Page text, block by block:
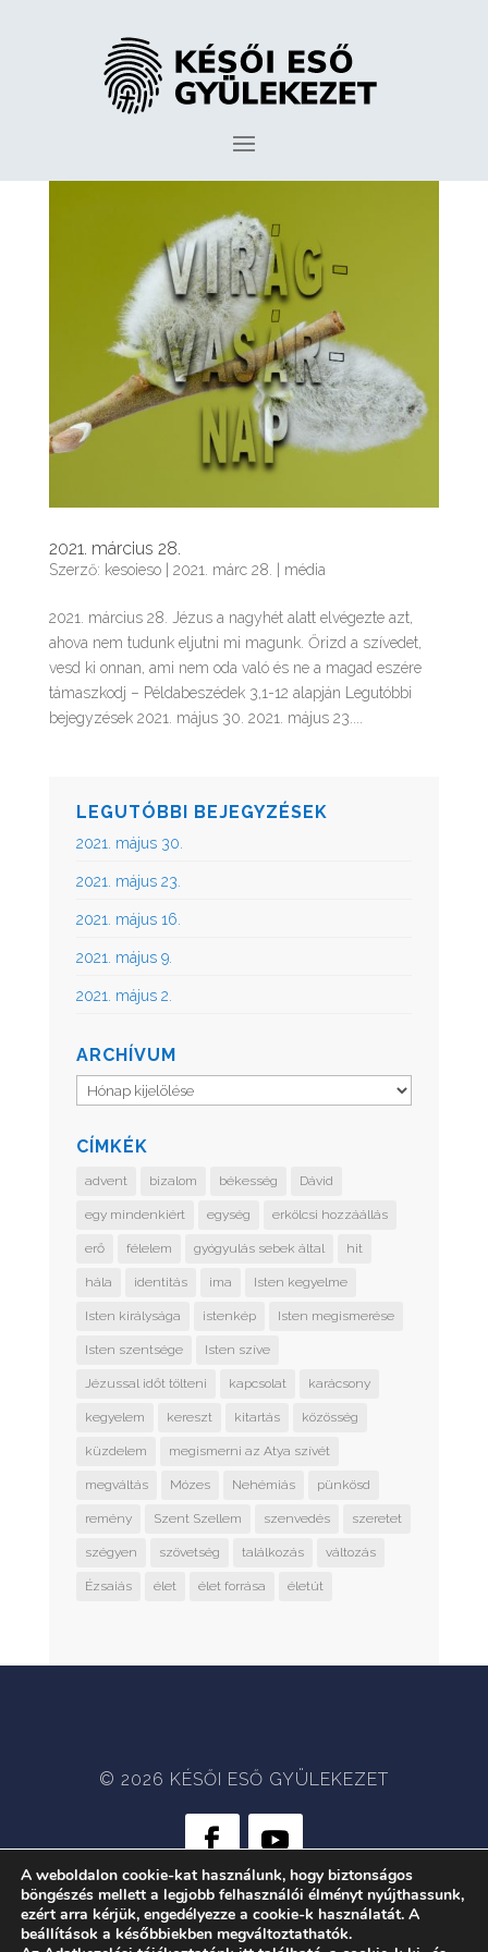
2021. március 28.
Szerző: kesoieso| 2021. márc 28. média
2021. március 28. Jézus a nagyhét alatt elvégezte azt,
ahova nem tudunk eljutni mi magunk. Őrizd a szívedet,
vesd ki onnan, ami nem oda való és ne a magad eszére
támaszkodj – Példabeszédek 3,1-12 alapján Legutóbbi
bejegyzések 2021. május 30. 2021. május 23....
LEGUTÓBBI BEJEGYZÉSEK
2021. május 30.
2021. május 23.
2021. május 16.
2021. május 9.
2021. május 2.
ARCHÍVUM
Archívum
CÍMKÉK
advent bizalom békesség Dávid
egy mindenkiért egység erkölcsi hozzáállás
erő félelem gyógyulás sebek által hit
hála identitás ima Isten kegyelme
Isten királysága istenkép Isten megismerése
Isten szentsége Isten szíve
Jézussal időt tölteni kapcsolat karácsony
kegyelem kereszt kitartás közösség
küzdelem megismerni az Atya szívét
megváltás Mózes Nehémiás pünkösd
remény Szent Szellem szenvedés szeretet
szégyen szövetség találkozás változás
Ézsaiás élet élet forrása életút
© 2026 KÉSŐI ESŐ GYÜLEKEZET
WEB: CRÆTIVE.HU| TÁRHELY:
RACKFOREST KFT.
A weboldalon cookie-kat használunk, hogy biztonságos
böngészés mellett a legjobb felhasználói élményt nyújthassunk,
ezért arra kérjük, engedélyezze a cookie-k használatát. A
beállítások a későbbiekben megváltoztathatók.